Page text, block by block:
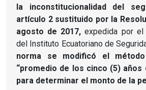
la inconstitucionalidad del
artículo 2 sustituido por la
agosto de 2017, expedida por el
del Instituto Ecuatoriano de
norma se modificó el
“promedio de los cinco (5) años
para determinar el monto de la